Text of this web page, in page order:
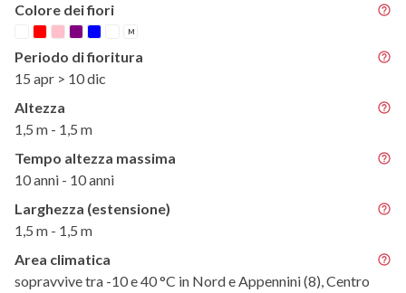
Colore dei fiori
M
Periodo di fioritura
15 apr > 10 dic
Altezza
1,5 m - 1,5 m
Tempo altezza massima
10 anni - 10 anni
Larghezza (estensione)
1,5 m - 1,5 m
Area climatica
sopravvive tra -10 e 40 °C in Nord e Appennini (8), Centro